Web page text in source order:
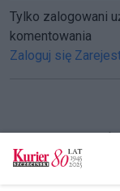
Tylko zalogowani
komentowania
Zaloguj się
Ostatnie trzy